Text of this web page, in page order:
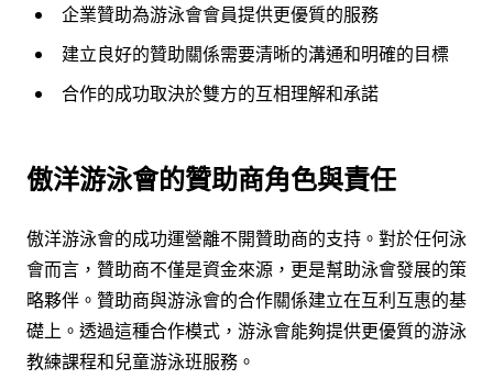
企業贊助為游泳會會員提供更優質的服務
建立良好的贊助關係需要清晰的溝通和明確的目標
合作的成功取決於雙方的互相理解和承諾
傲洋游泳會的贊助商角色與責任
傲洋游泳會的成功運營離不開贊助商的支持。對於任何泳
會而言，贊助商不僅是資金來源，更是幫助泳會發展的策
略夥伴。贊助商與游泳會的合作關係建立在互利互惠的基
礎上。透過這種合作模式，游泳會能夠提供更優質的游泳
教練課程和兒童游泳班服務。